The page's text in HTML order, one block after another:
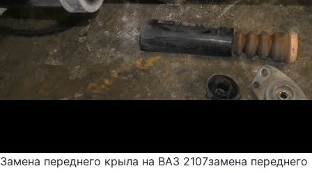
Замена переднего крыла на ВАЗ 2107замена переднего